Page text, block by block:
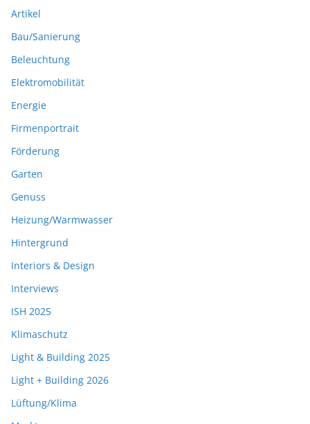
Artikel
Bau/Sanierung
Beleuchtung
Elektromobilität
Energie
Firmenportrait
Förderung
Garten
Genuss
Heizung/Warmwasser
Hintergrund
Interiors & Design
Interviews
ISH 2025
Klimaschutz
Light & Building 2025
Light + Building 2026
Lüftung/Klima